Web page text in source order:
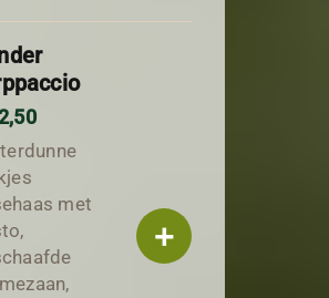
met
+